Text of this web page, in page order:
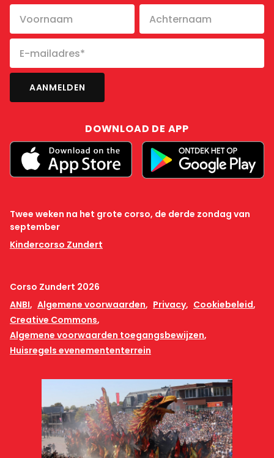
DOWNLOAD DE APP
Twee weken na het grote corso, de derde zondag van
september
Kindercorso Zundert
Corso Zundert 2026
ANBI
Algemene voorwaarden Privacy
Cookiebeleid
Creative Commons
Algemene voorwaarden toegangsbewijzen
Huisregels evenemententerrein